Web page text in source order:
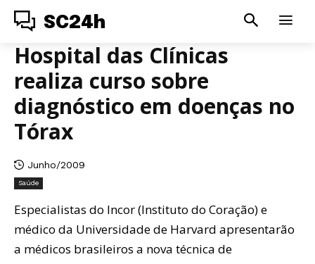
SC24h
Hospital das Clínicas
realiza curso sobre
diagnóstico em doenças no
Tórax
Junho/2009
Saúde
Especialistas do Incor (Instituto do Coração) e
médico da Universidade de Harvard apresentarão
a médicos brasileiros a nova técnica de